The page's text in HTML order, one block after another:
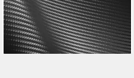
Kohlefaser-Gewebe
25,95 €
(25,95 €/ 1 qm)
lieferbar - in 2-3 Werktagen bei dir